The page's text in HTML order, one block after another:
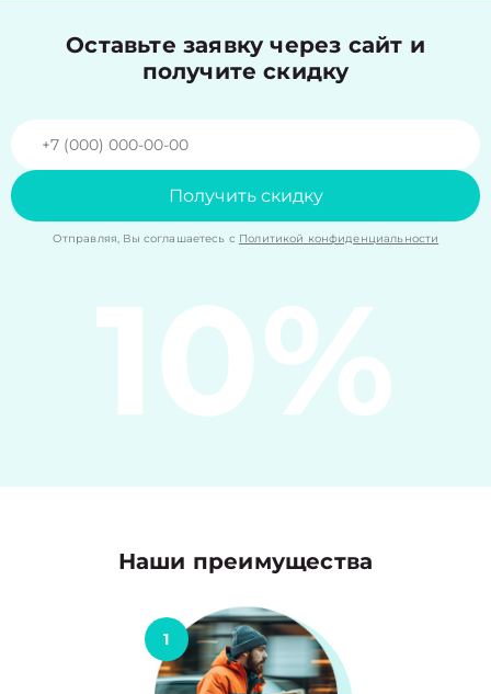
Оставьте заявку через сайт и
получите скидку
Получить скидку
Отправляя, Вы соглашаетесь с Политикой конфиденциальности
10%
Наши преимущества
1